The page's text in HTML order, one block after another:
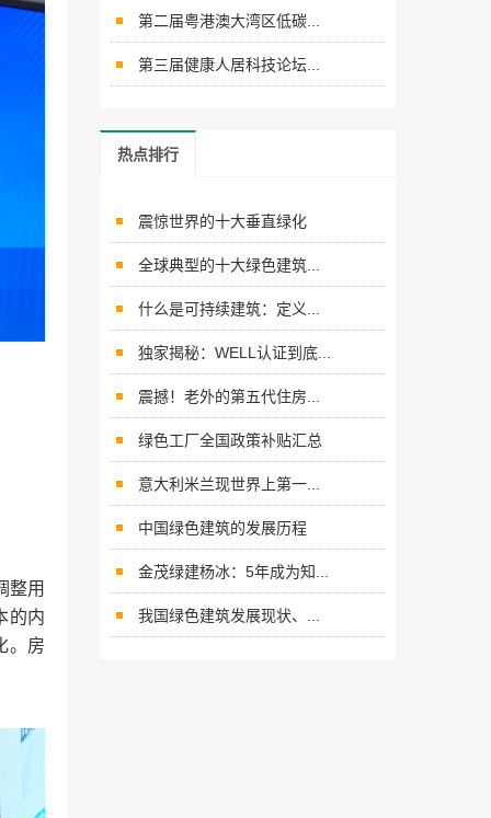
整用
的内
。房
第二届粤港澳大湾区低碳...
第三届健康人居科技论坛...
热点排行
震惊世界的十大垂直绿化
全球典型的十大绿色建筑...
什么是可持续建筑：定义...
独家揭秘：WELL认证到底...
震撼！老外的第五代住房...
绿色工厂全国政策补贴汇总
意大利米兰现世界上第一...
中国绿色建筑的发展历程
金茂绿建杨冰：5年成为知...
我国绿色建筑发展现状、...